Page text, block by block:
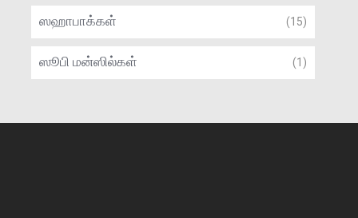
ஸஹாபாக்கள் (15)
ஸூபி மன்ஸில்கள் (1)